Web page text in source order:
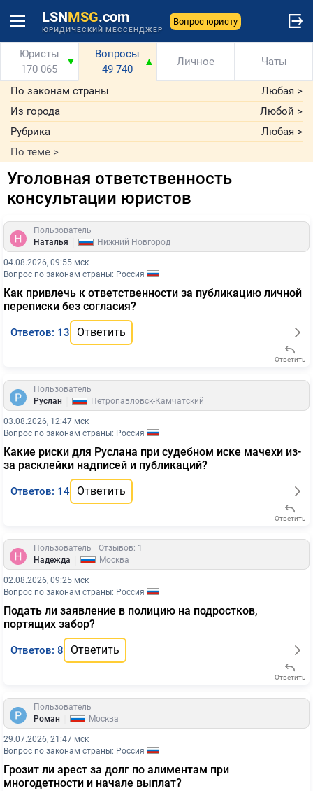
LSNMSG.com
ЮРИДИЧЕСКИЙ МЕССЕНДЖЕР
Вопрос юристу
Юристы
170 065
▼
Вопросы
49 740
▲ Личное Чаты
По законам страны Любая >
Из города
Любой >
Рубрика
Любая >
По теме >
Уголовная ответственность
консультации юристов
Пользователь
Наталья
Нижний Новгород
04.08.2026, 09:55 мск
Вопрос по законам страны: Россия
Как привлечь к ответственности за публикацию личной
переписки без согласия?
Ответов: 13 Ответить
Ответить
Пользователь
Руслан
Петропавловск-Камчатский
03.08.2026, 12:47 мск
Вопрос по законам страны: Россия
Какие риски для Руслана при судебном иске мачехи из-
за расклейки надписей и публикаций?
Ответов: 14 Ответить
Ответить
Пользователь
Отзывов: 1
Надежда
Москва
02.08.2026, 09:25 мск
Вопрос по законам страны: Россия
Подать ли заявление в полицию на подростков,
портящих забор?
Ответов: 8 Ответить
Ответить
Пользователь
Роман
Москва
29.07.2026, 21:47 мск
Вопрос по законам страны: Россия
Грозит ли арест за долг по алиментам при
многодетности и начале выплат?